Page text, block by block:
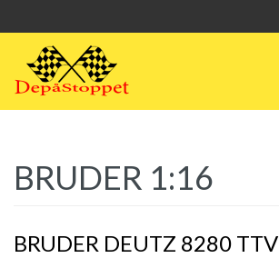
BRUDER 1:16
BRUDER DEUTZ 8280 TTV